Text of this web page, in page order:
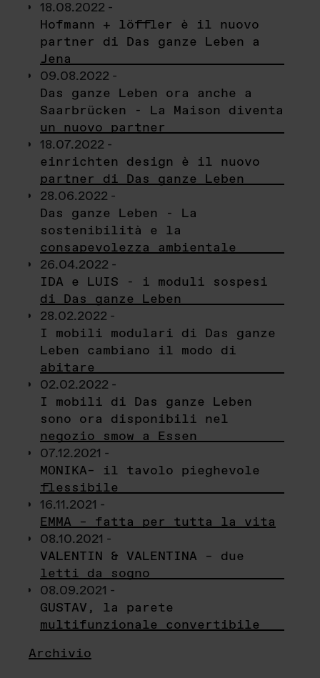
18.08.2022 -
Hofmann + löffler è il nuovo
partner di Das ganze Leben a
Jena
09.08.2022 -
Das ganze Leben ora anche a
Saarbrücken - La Maison diventa
un nuovo partner
18.07.2022 -
einrichten design è il nuovo
partner di Das ganze Leben
28.06.2022 -
Das ganze Leben - La
sostenibilità e la
consapevolezza ambientale
26.04.2022 -
IDA e LUIS - i moduli sospesi
di Das ganze Leben
28.02.2022 -
I mobili modulari di Das ganze
Leben cambiano il modo di
abitare
02.02.2022 -
I mobili di Das ganze Leben
sono ora disponibili nel
negozio smow a Essen
07.12.2021 -
MONIKA– il tavolo pieghevole
flessibile
16.11.2021 -
EMMA – fatta per tutta la vita
08.10.2021 -
VALENTIN & VALENTINA – due
letti da sogno
08.09.2021 -
GUSTAV, la parete
multifunzionale convertibile
Archivio